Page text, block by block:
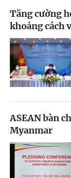
Tăng cường
khoảng cách
ASEAN bàn
Myanmar